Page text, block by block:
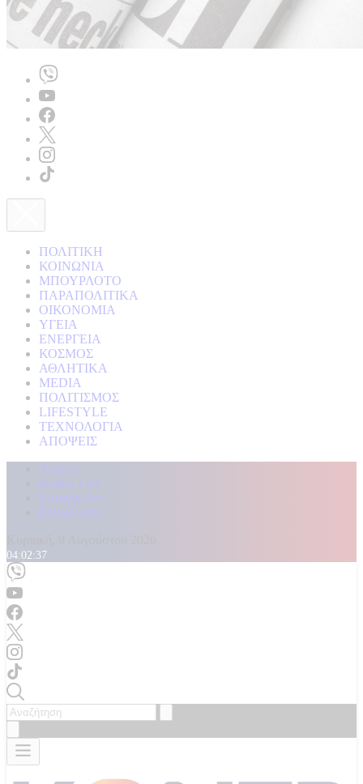
ΠΟΛΙΤΙΚΗ
ΚΟΙΝΩΝΙΑ
ΜΠΟΥΡΛΟΤΟ
ΠΑΡΑΠΟΛΙΤΙΚΑ
ΟΙΚΟΝΟΜΙΑ
ΥΓΕΙΑ
ΕΝΕΡΓΕΙΑ
ΚΟΣΜΟΣ
ΑΘΛΗΤΙΚΑ
MEDIA
ΠΟΛΙΤΙΣΜΟΣ
LIFESTYLE
ΤΕΧΝΟΛΟΓΙΑ
ΑΠΟΨΕΙΣ
Αρχική
Kontra Live
Καταγγελίες
Επικοινωνία
04:02:39